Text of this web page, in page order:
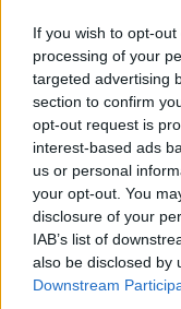
If you wish to opt-
processing of your
targeted advertising
section to confirm
opt-out request is
interest-based ads
us or personal
your opt-out. You
disclosure of your
IAB’s list of
also be disclosed by
Downstream
Hetkellisesti
lämpimämpiä
joulukuussa
toisaalta vuonna
poikkeuksellisen
Entä muut
Atlantassa
Tammikuussa